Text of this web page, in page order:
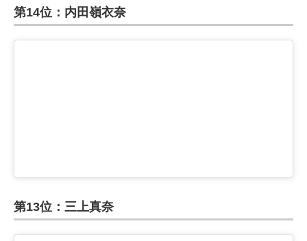
第14位：内田嶺衣奈
第13位：三上真奈